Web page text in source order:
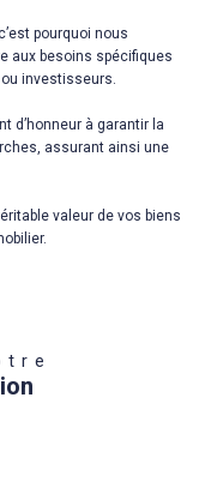
pourquoi nous
aux besoins spécifiques
investisseurs.
d’honneur à garantir la
assurant ainsi une
valeur de vos biens